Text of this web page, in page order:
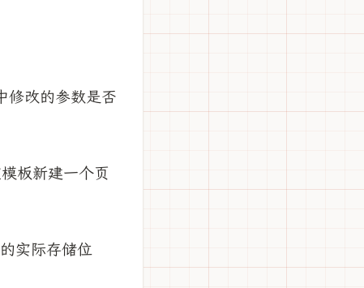
修改的参数是否
板新建一个页
实际存储位